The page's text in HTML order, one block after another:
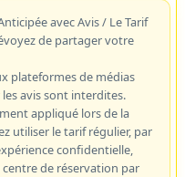
avec Avis / Le Tarif
de partager votre
plateformes de médias
avis sont interdites.
appliqué lors de la
utiliser le tarif régulier, par
confidentielle,
de réservation par